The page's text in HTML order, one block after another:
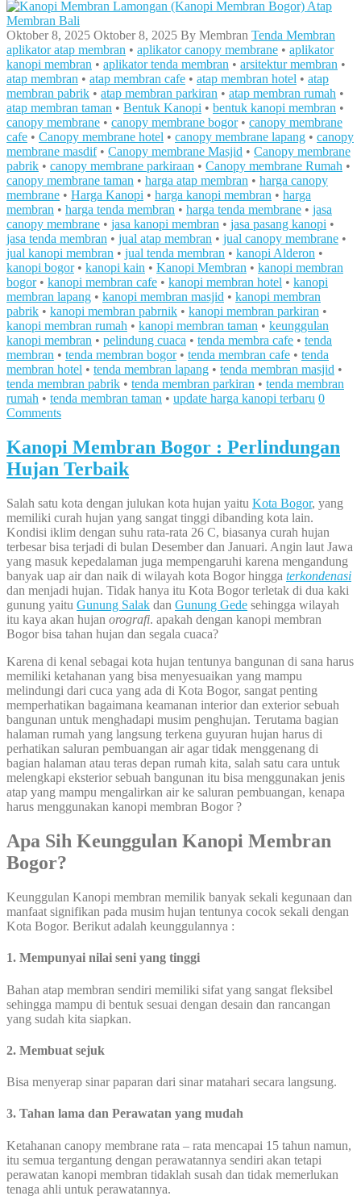
Oktober 8, 2025 Oktober 8, 2025 By Membran Tenda Membran
aplikator atap membran • aplikator canopy membrane • aplikator
kanopi membran • aplikator tenda membran • arsitektur membran •
atap membran • atap membran cafe • atap membran hotel • atap
membran pabrik • atap membran parkiran • atap membran rumah •
atap membran taman • Bentuk Kanopi • bentuk kanopi membran •
canopy membrane • canopy membrane bogor• canopy membrane
cafe • Canopy membrane hotel • canopy membrane lapang • canopy
membrane masdif• Canopy membrane Masjid • Canopy membrane
pabrik • canopy membrane parkiraan • Canopy membrane Rumah •
canopy membrane taman • harga atap membran • harga canopy
membrane • Harga Kanopi • harga kanopi membran • harga
membran • harga tenda membran • harga tenda membrane • jasa
canopy membrane • jasa kanopi membran • jasa pasang kanopi •
jasa tenda membran • jual atap membran • jual canopy membrane •
jual kanopi membran • jual tenda membran • kanopi Alderon •
kanopi bogor• kanopi kain • Kanopi Membran • kanopi membran
bogor• kanopi membran cafe • kanopi membran hotel • kanopi
membran lapang • kanopi membran masjid • kanopi membran
pabrik • kanopi membran pabrnik • kanopi membran parkiran •
kanopi membran rumah • kanopi membran taman • keunggulan
kanopi membran • pelindung cuaca • tenda membra cafe • tenda
membran • tenda membran bogor• tenda membran cafe • tenda
membran hotel • tenda membran lapang • tenda membran masjid •
tenda membran pabrik • tenda membran parkiran • tenda membran
rumah • tenda membran taman • update harga kanopi terbaru 0
Comments
Kanopi Membran Bogor : Perlindungan
Hujan Terbaik
Salah satu kota dengan julukan kota hujan yaitu Kota Bogor, yang
memiliki curah hujan yang sangat tinggi dibanding kota lain.
Kondisi iklim dengan suhu rata-rata 26 C, biasanya curah hujan
terbesar bisa terjadi di bulan Desember dan Januari. Angin laut Jawa
yang masuk kepedalaman juga mempengaruhi karena mengandung
banyak uap air dan naik di wilayah kota Bogor hingga terkondenasi
dan menjadi hujan. Tidak hanya itu Kota Bogor terletak di dua kaki
gunung yaitu Gunung Salak dan Gunung Gede sehingga wilayah
itu kaya akan hujan orografi. apakah dengan kanopi membran
Bogor bisa tahan hujan dan segala cuaca?
Karena di kenal sebagai kota hujan tentunya bangunan di sana harus
memiliki ketahanan yang bisa menyesuaikan yang mampu
melindungi dari cuca yang ada di Kota Bogor, sangat penting
memperhatikan bagaimana keamanan interior dan exterior sebuah
bangunan untuk menghadapi musim penghujan. Terutama bagian
halaman rumah yang langsung terkena guyuran hujan harus di
perhatikan saluran pembuangan air agar tidak menggenang di
bagian halaman atau teras depan rumah kita, salah satu cara untuk
melengkapi eksterior sebuah bangunan itu bisa menggunakan jenis
atap yang mampu mengalirkan air ke saluran pembuangan, kenapa
harus menggunakan kanopi membran Bogor ?
Apa Sih Keunggulan Kanopi Membran
Bogor?
Keunggulan Kanopi membran memilik banyak sekali kegunaan dan
manfaat signifikan pada musim hujan tentunya cocok sekali dengan
Kota Bogor. Berikut adalah keunggulannya :
1. Mempunyai nilai seni yang tinggi
Bahan atap membran sendiri memiliki sifat yang sangat fleksibel
sehingga mampu di bentuk sesuai dengan desain dan rancangan
yang sudah kita siapkan.
2. Membuat sejuk
Bisa menyerap sinar paparan dari sinar matahari secara langsung.
3. Tahan lama dan Perawatan yang mudah
Ketahanan canopy membrane rata – rata mencapai 15 tahun namun,
itu semua tergantung dengan perawatannya sendiri akan tetapi
perawatan kanopi membran tidaklah susah dan tidak memerlukan
tenaga ahli untuk perawatannya.